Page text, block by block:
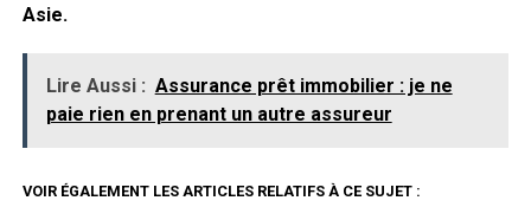
Asie.
Lire Aussi : Assurance prêt immobilier : je ne
paie rien en prenant un autre assureur
VOIR ÉGALEMENT LES ARTICLES RELATIFS À CE SUJET :